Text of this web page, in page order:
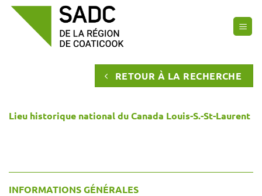
Passer
RETOUR À LA RECHERCHE
Lieu historique national du Canada Louis-S.-St-Laurent
INFORMATIONS GÉNÉRALES